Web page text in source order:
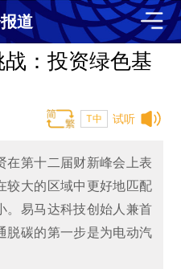
道
：投资绿色基
试听
T中
在第十二届财新峰会上表
较大的区域中更好地匹配
。易马达科技创始人兼首
脱碳的第一步是为电动汽